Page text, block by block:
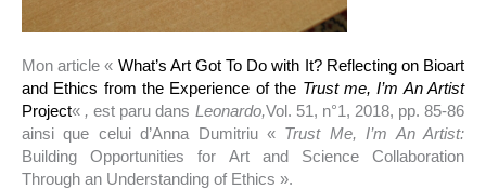
Mon article « What’s Art Got To Do with It? Reflecting on Bioart
and Ethics from the Experience of the Trust me, I’m An Artist
Project« ,est paru dans Leonardo,Vol. 51, n°1, 2018, pp. 85-86
ainsi que celui d’Anna Dumitriu « Trust Me, I’m An Artist:
Building Opportunities for Art and Science Collaboration
Through an Understanding of Ethics ».